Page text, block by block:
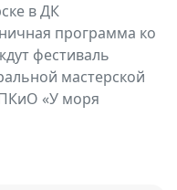
в ДК
программа ко
фестиваль
мастерской
ПКиО «У моря